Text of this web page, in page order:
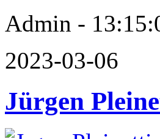
Admin -
2023-03-06
Jürgen